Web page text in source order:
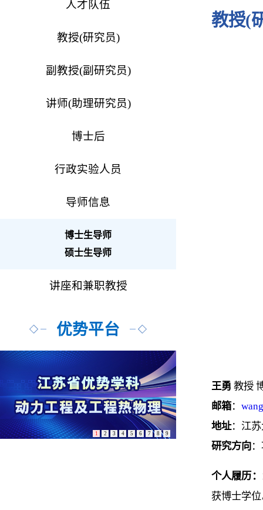
人才队伍
教授(研究员)
副教授(副研究员)
讲师(助理研究员)
博士后
行政实验人员
导师信息
博士生导师
硕士生导师
讲座和兼职教授
优势平台
1 2 3 4 5 6 7 8 9
教授(
王勇 教授
邮箱：
地址：江
研究方向
个人履历：
获博士学